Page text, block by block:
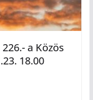
a Közös
18.00